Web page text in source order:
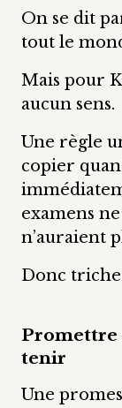
On se dit
tout le
Mais pour
aucun sens.
Une règle
copier
examens
n’auraient
Donc
Promettre
tenir
Une